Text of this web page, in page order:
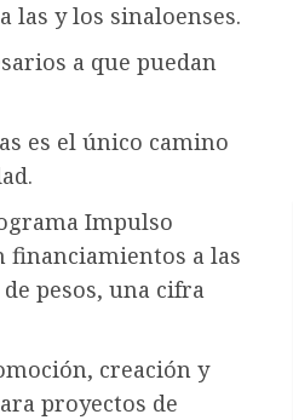
las y los sinaloenses.
a que puedan
es el único camino
Impulso
financiamientos a las
pesos, una cifra
creación y
proyectos de